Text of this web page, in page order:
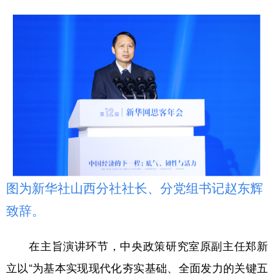
图为新华社山西分社社长、分党组书记赵东辉
致辞。
在主旨演讲环节，中央政策研究室原副主任郑新
立以“为基本实现现代化夯实基础、全面发力的关键五